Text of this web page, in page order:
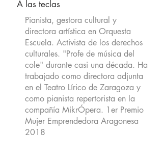
A las teclas
Pianista, gestora cultural y
directora artística en Orquesta
Escuela. Activista de los derechos
culturales. "Profe de música del
cole" durante casi una década. Ha
trabajado como directora adjunta
en el Teatro Lírico de Zaragoza y
como pianista repertorista en la
compañía MikrÓpera. 1er Premio
Mujer Emprendedora Aragonesa
2018